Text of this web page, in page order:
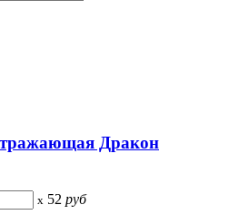
Дракон
x 52 руб